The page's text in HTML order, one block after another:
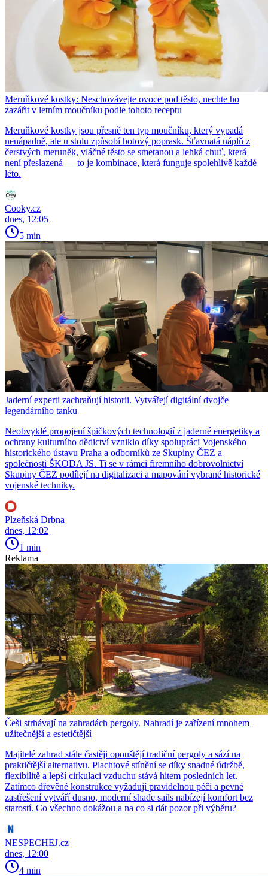
Meruňkové kostky: Neschovávejte ovoce pod těsto, nechte ho
zazářit v letním moučníku podle tohoto receptu
Meruňkové kostky jsou přesně ten typ moučníku, který vypadá
nenápadně, ale u stolu způsobí hotový poprask. Šťavnatá náplň z
čerstvých meruněk, vláčné těsto se smetanou a lehká chuť, která
není přeslazená — to je kombinace, která funguje spolehlivě každé
léto.
Cooky.cz
dnes, 12:05
5 min
Jaderní experti zachraňují historii. Vytvářejí digitální dvojče
legendárního tanku
Neobvyklé propojení špičkových technologií z jaderné energetiky a
ochrany kulturního dědictví vzniklo díky spolupráci Vojenského
historického ústavu Praha a odborníků ze Skupiny ČEZ a
společnosti ŠKODA JS. Ti se v rámci firemního dobrovolnictví
Skupiny ČEZ podílejí na digitalizaci a mapování vybrané historické
vojenské techniky.
Plzeňská Drbna
dnes, 12:02
1 min
Reklama
Češi strhávají na zahradách pergoly. Nahradí je zařízení mnohem
užitečnější a estetičtější
Majitelé zahrad stále častěji opouštějí tradiční pergoly a sází na
praktičtější alternativu. Plachtové stínění se díky snadné údržbě,
flexibilitě a lepší cirkulaci vzduchu stává hitem posledních let.
Zatímco dřevěné konstrukce vyžadují pravidelnou péči a pevné
zastřešení vytváří dusno, moderní shade sails nabízejí komfort bez
starostí. Co všechno dokážou a na co si dát pozor při výběru?
NESPECHEJ.cz
dnes, 12:00
4 min